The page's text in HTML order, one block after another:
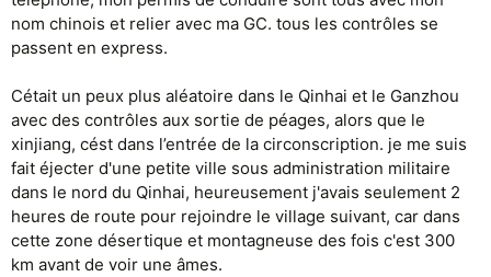
nom chinois et relier avec ma GC. tous les contrôles se
passent en express.
Cétait un peux plus aléatoire dans le Qinhai et le Ganzhou
avec des contrôles aux sortie de péages, alors que le
xinjiang, cést dans l’entrée de la circonscription. je me suis
fait éjecter d'une petite ville sous administration militaire
dans le nord du Qinhai, heureusement j'avais seulement 2
heures de route pour rejoindre le village suivant, car dans
cette zone désertique et montagneuse des fois c'est 300
km avant de voir une âmes.